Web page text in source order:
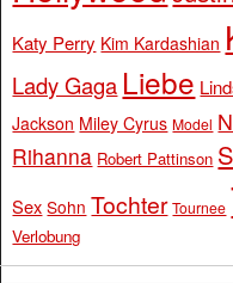
Katy Perry Kim Kardashian
Lady Gaga Liebe
Jackson Miley Cyrus Model
Rihanna Robert Pattinson
Sex Sohn Tochter Tournee
Verlobung